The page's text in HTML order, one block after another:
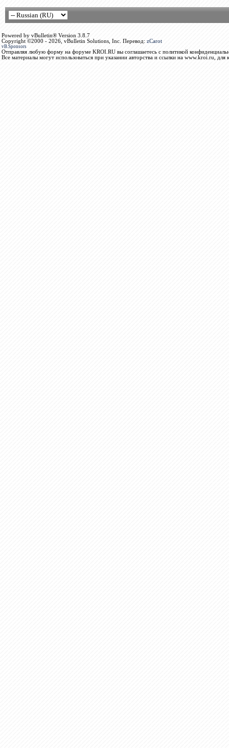
Powered by vBulletin® Version 3.8.7
Copyright ©2000 - 2026, vBulletin Solutions, Inc. Перевод: zCarot
vB.Sponsors
Отправляя любую форму на форуме KROI.RU вы соглашаетесь с политикой
Все материалы могут использоваться при указании авторства и ссылки на www.kroi.ru, для